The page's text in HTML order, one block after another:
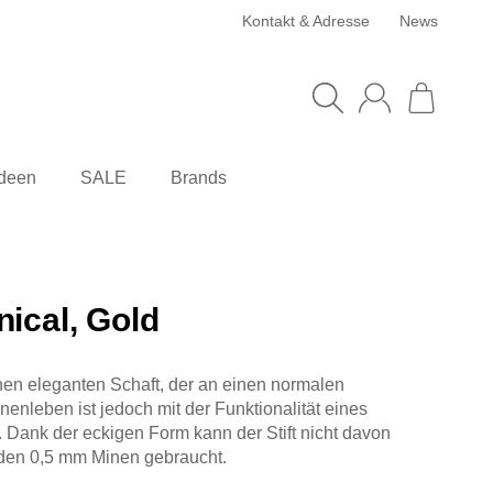
Kontakt & Adresse News
SALE Brands
Gold
eleganten Schaft, der an einen normalen
ist jedoch mit der Funktionalität eines
Dank der eckigen Form kann der Stift nicht davon
0,5 mm Minen gebraucht.